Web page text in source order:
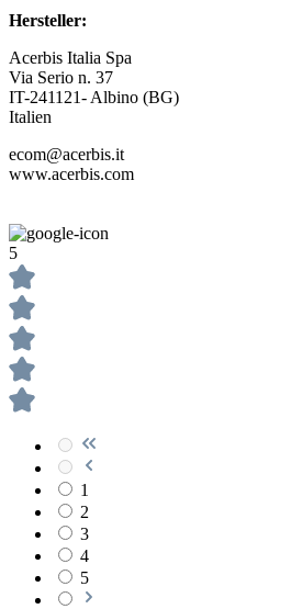
Hersteller:
Acerbis Italia Spa
Via Serio n. 37
IT-241121- Albino (BG)
Italien
ecom@acerbis.it
www.acerbis.com
5
1
2
3
4
5